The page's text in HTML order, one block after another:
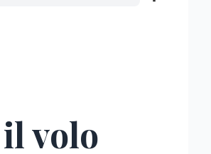
volo